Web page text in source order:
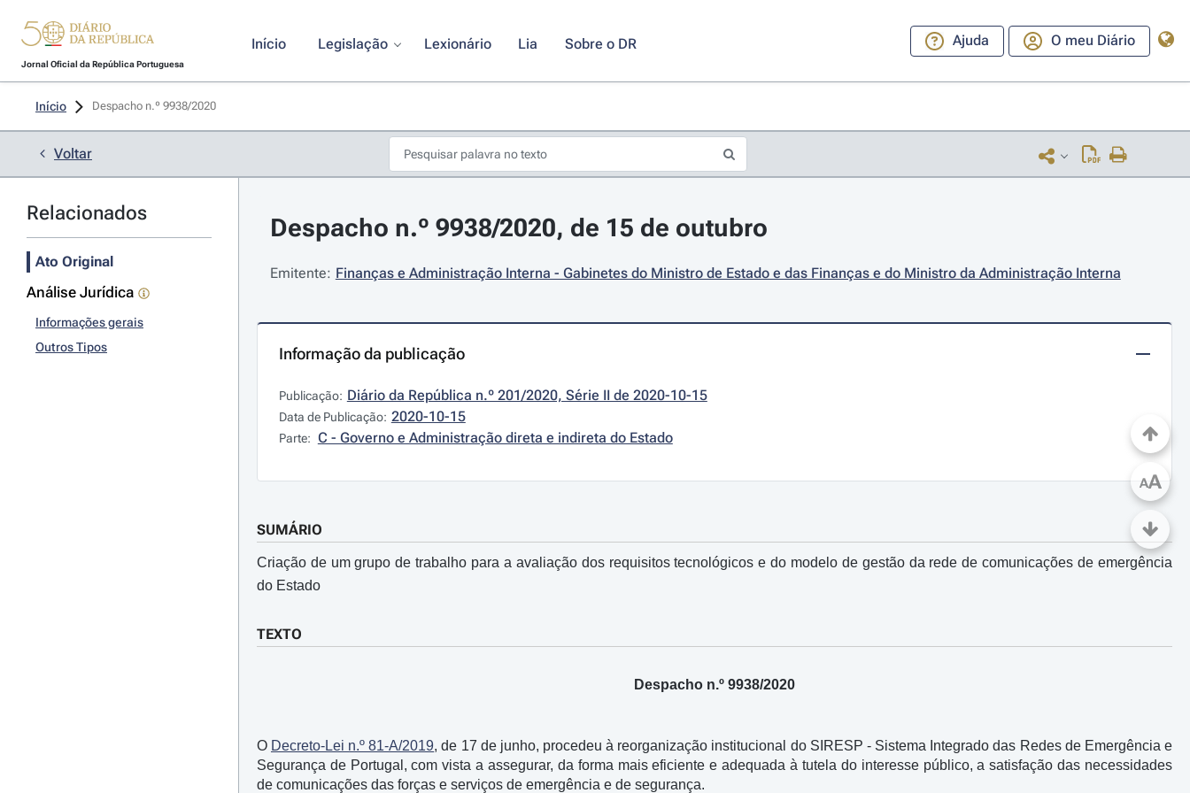
Jornal Oficial da República Portuguesa
Início Legislação Lexionário Lia Sobre o DR Ajuda O meu Diário
Início Despacho n.º 9938/2020
Voltar
Relacionados
Ato Original
Análise Jurídica
Informações gerais
Outros Tipos
Despacho n.º 9938/2020, de 15 de outubro
Emitente: Finanças e Administração Interna - Gabinetes do Ministro de Estado e das Finanças e do Ministro da Administração Interna
Informação da publicação
Publicação: Diário da República n.º 201/2020, Série II de 2020-10-15
Data de Publicação: 2020-10-15
Parte: C - Governo e Administração direta e indireta do Estado
SUMÁRIO
Criação de um grupo de trabalho para a avaliação dos requisitos tecnológicos e do modelo de gestão da rede de comunicações de emergência
do Estado
TEXTO
Despacho n.º 9938/2020
O Decreto-Lei n.º 81-A/2019, de 17 de junho, procedeu à reorganização institucional do SIRESP - Sistema Integrado das Redes de Emergência e
Segurança de Portugal, com vista a assegurar, da forma mais eficiente e adequada à tutela do interesse público, a satisfação das necessidades
de comunicações das forças e serviços de emergência e de segurança.
AA